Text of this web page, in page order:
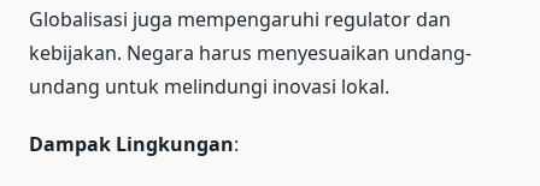
Globalisasi juga mempengaruhi regulator dan
kebijakan. Negara harus menyesuaikan undang-
undang untuk melindungi inovasi lokal.
Dampak Lingkungan: